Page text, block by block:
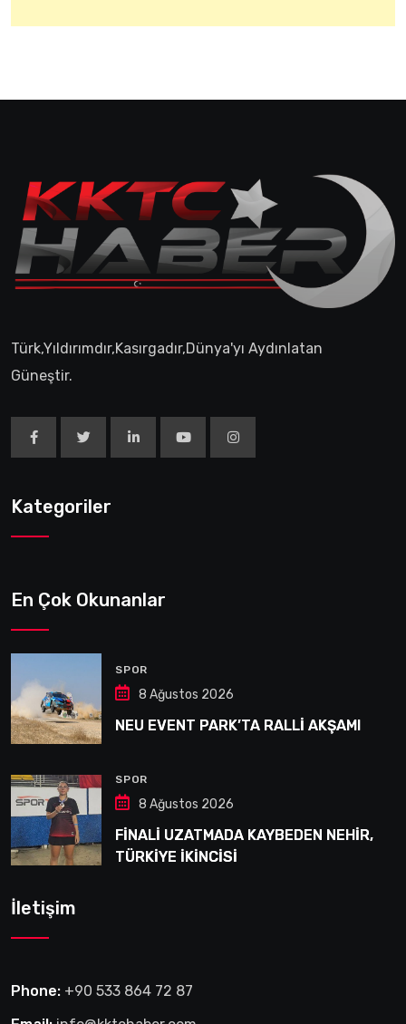
Türk,Yıldırımdır,Kasırgadır,Dünya'yı Aydınlatan
Güneştir.
Kategoriler
En Çok Okunanlar
SPOR
8 Ağustos 2026
NEU EVENT PARK’TA RALLİ AKŞAMI
SPOR
8 Ağustos 2026
FİNALİ UZATMADA KAYBEDEN NEHİR,
TÜRKİYE İKİNCİSİ
İletişim
Phone: +90 533 864 72 87